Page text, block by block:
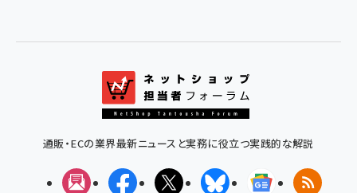
通販・ECの業界最新ニュースと実務に役立つ実践的な解説
メルマガFacebookX(エックス)BlueskyGoogleニュ
RSS